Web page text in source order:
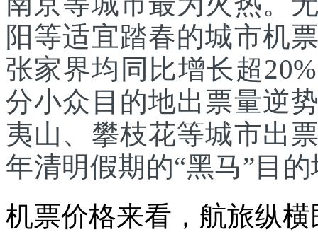
阳等适宜踏春的城市机
张家界均同比增长超
分小众目的地出票量逆
夷山、攀枝花等城市出
年清明假期的“黑马”目
机票价格来看，航旅纵